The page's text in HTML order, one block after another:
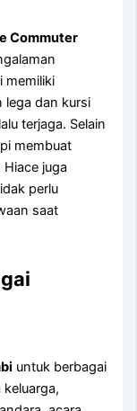
Commuter
memiliki
lega dan kursi
terjaga. Selain
membuat
juga
perlu
saat
untuk berbagai